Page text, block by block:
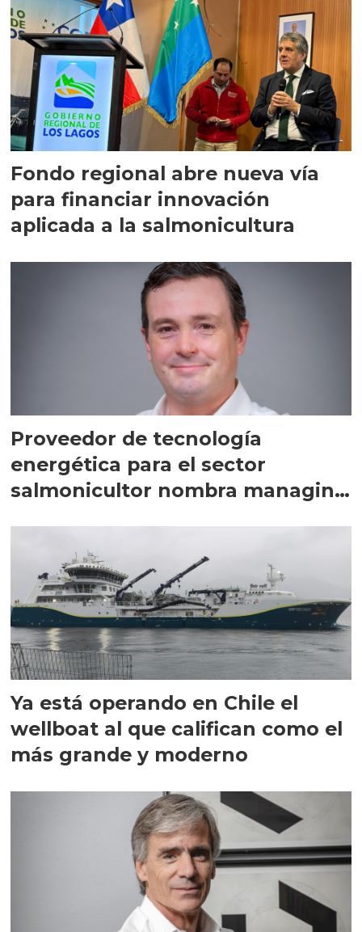
Fondo regional abre nueva vía
para financiar innovación
aplicada a la salmonicultura
Proveedor de tecnología
energética para el sector
salmonicultor nombra managing
Ya está operando en Chile el
wellboat al que califican como el
más grande y moderno